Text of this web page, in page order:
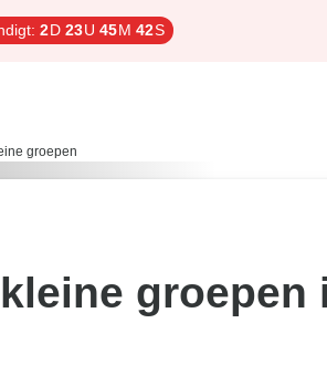
2D 23U 45M 41S
groepen
groepen